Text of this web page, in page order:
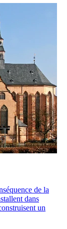
de la
dans
un